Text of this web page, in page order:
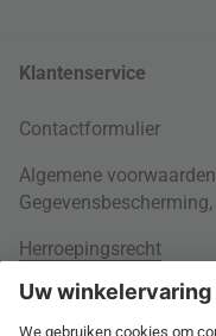
Klantenservice
Contactformulier
Algemene voorwaarden
Gegevensbescherming,
Herroepingsrecht
Rondom je bestelling